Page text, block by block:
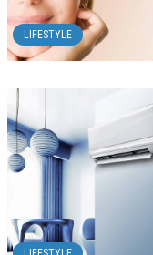
LIFESTYLE